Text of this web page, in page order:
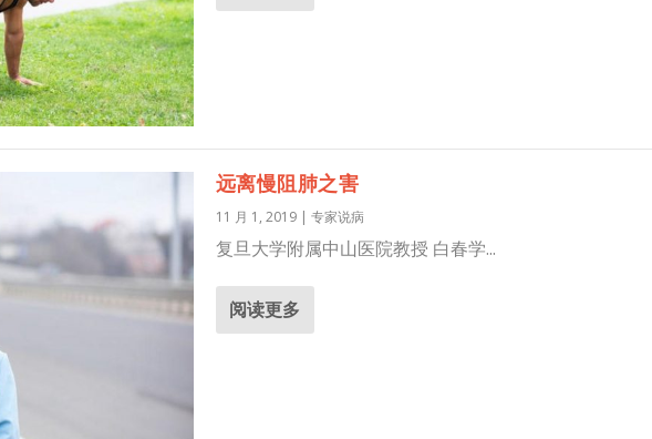
远离慢阻肺之害
11 月 1, 2019| 专家说病
复旦大学附属中山医院教授 白春学...
阅读更多